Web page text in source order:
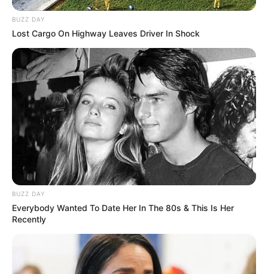
Serem! 9 Chat Ojek Online &
Pelanggan Ini Bikin Auto
BUZZ DAY
Lost Cargo On Highway Leaves Driver In Shock
BUZZ DAY
Everybody Wanted To Date Her In The 80s & This Is Her
Recently